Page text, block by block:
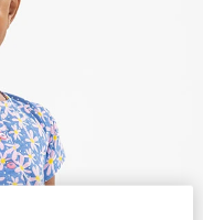
Commencer la